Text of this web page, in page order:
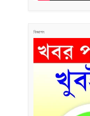
বিজ্ঞাপন